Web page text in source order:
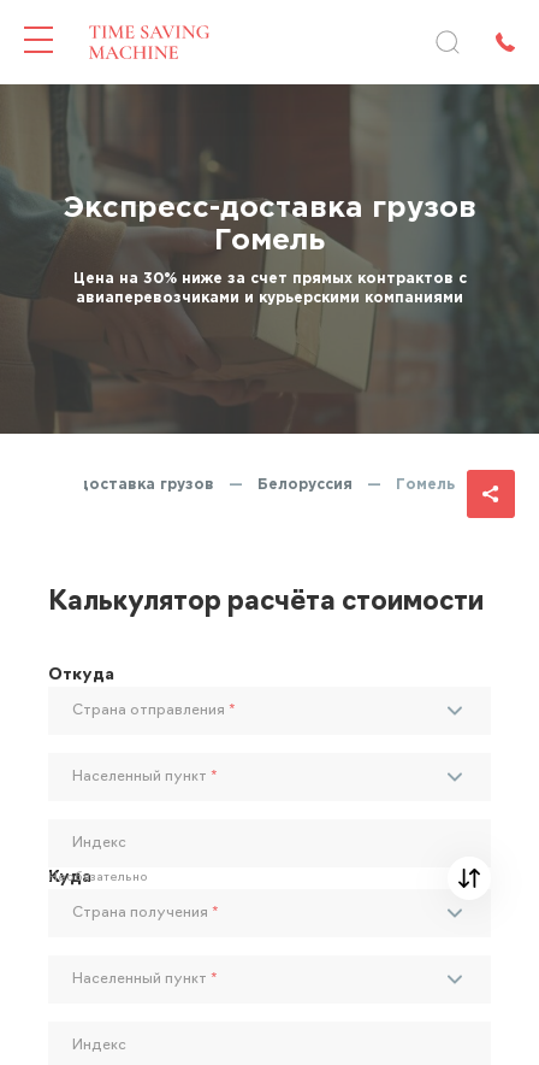
Экспресс-доставка грузов
Гомель
Цена на 30% ниже за счет прямых контрактов с
авиаперевозчиками и курьерскими компаниями
доставка грузов — Белоруссия — Гомель
Калькулятор расчёта стоимости
Откуда
Страна отправления *
Населенный пункт *
Индекс
Необязательно
Куда
Страна получения *
Населенный пункт *
Индекс